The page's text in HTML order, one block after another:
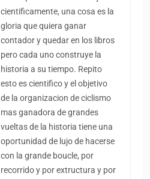
cientificamente, una cosa es la
gloria que quiera ganar
contador y quedar en los libros
pero cada uno construye la
historia a su tiempo. Repito
esto es cientifico y el objetivo
de la organizacion de ciclismo
mas ganadora de grandes
vueltas de la historia tiene una
oportunidad de lujo de hacerse
con la grande boucle, por
recorrido y por extructura y por